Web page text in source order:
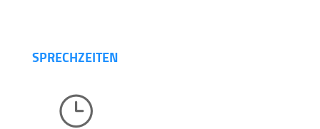
SPRECHZEITEN
}